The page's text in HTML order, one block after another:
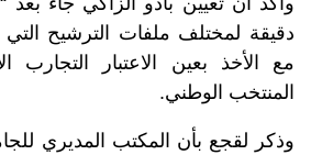
دقيقة لمختلف ملفات الترشيح التي
مع الأخذ بعين الاعتبار التجارب
المنتخب الوطني.
وذكر لقجع بأن المكتب المديري